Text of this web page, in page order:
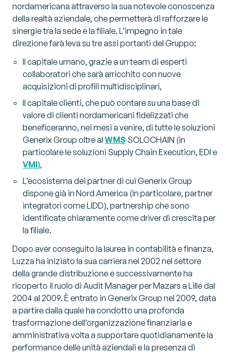
nordamericana attraverso la sua notevole conoscenza
della realtà aziendale, che permetterà di rafforzare le
sinergie tra la sede e la filiale. L’impegno in tale
direzione farà leva su tre assi portanti del Gruppo:
Il capitale umano, grazie a un team di esperti
collaboratori che sarà arricchito con nuove
acquisizioni di profili multidisciplinari,
Il capitale clienti, che può contare su una base di
valore di clienti nordamericani fidelizzati che
beneficeranno, nei mesi a venire, di tutte le soluzioni
Generix Group oltre al WMS SOLOCHAIN (in
particolare le soluzioni Supply Chain Execution, EDI e
VMI),
L’ecosistema dei partner di cui Generix Group
dispone già in Nord America (in particolare, partner
integratori come LIDD), partnership che sono
identificate chiaramente come driver di crescita per
la filiale.
Dopo aver conseguito la laurea in contabilità e finanza,
Luzza ha iniziato la sua carriera nel 2002 nel settore
della grande distribuzione e successivamente ha
ricoperto il ruolo di Audit Manager per Mazars a Lille dal
2004 al 2009. È entrato in Generix Group nel 2009, data
a partire dalla quale ha condotto una profonda
trasformazione dell’organizzazione finanziaria e
amministrativa volta a supportare quotidianamente la
performance delle unità aziendali e la presenza di